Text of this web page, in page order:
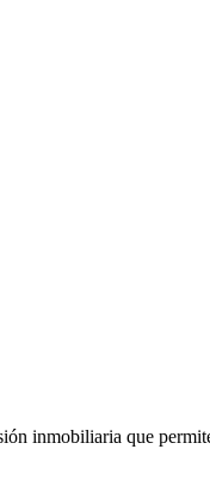
inmobiliaria que